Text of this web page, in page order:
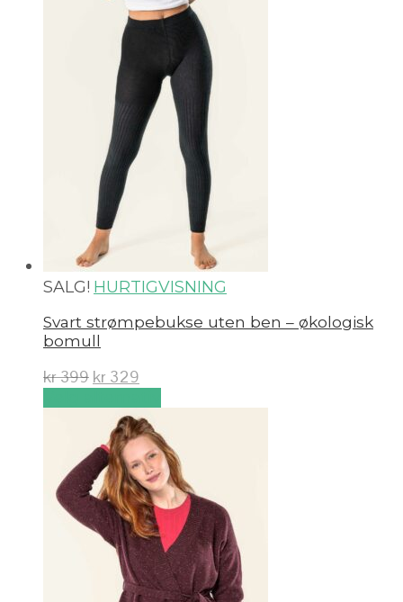
SALG! HURTIGVISNING
Svart strømpebukse uten ben – økologisk
bomull
kr399 kr 329